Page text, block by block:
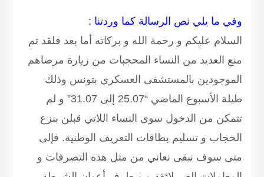
وفي ما يلي نص الرسالة كما وردتنا :
السلام عليكم و رحمة الله و بركاته أما بعد فلقد تم
منع العديد من النساء المحجبات من زيارة مرضاهم
الموجودين بالمستشفى العسكري بتونس وذلك
طيلة الأسبوع الماضي “25.07 إلى 31.07” و لم
تتمكن من الدخول سوى النساء اللاتي قبلن بنزع
الحجاب و تسليم بطاقات التعريف الوطنية. فإلى
متى سوف نبقى نعاني من مثل هذه التصرفات و